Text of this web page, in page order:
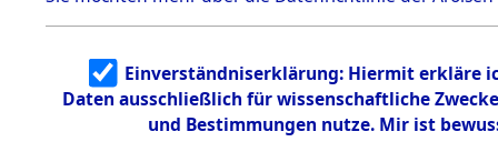
5.3.2
Identifizierun
g
5.3.3
Todesmärsch
km)
Leben
0002
Einverständniserklärung: Hiermit erkläre
Daten ausschließlich für wissenschaftliche
und Bestimmungen nutze. Mir ist